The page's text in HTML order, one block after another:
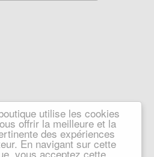
utilise les cookies
offrir la meilleure et la
des expériences
En navigant sur cette
vous acceptez cette